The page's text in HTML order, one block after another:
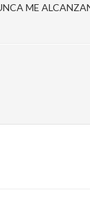
ME